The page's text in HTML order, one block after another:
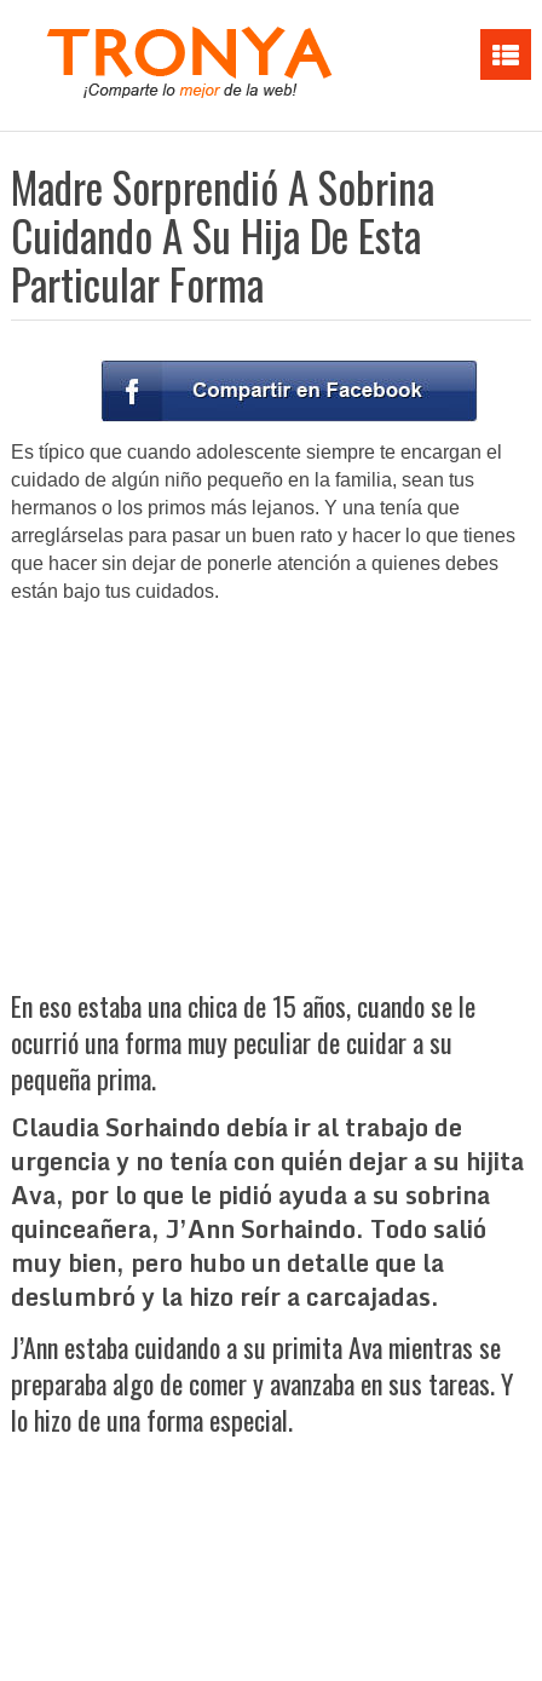
Madre Sorprendió A Sobrina
Cuidando A Su Hija De Esta
Particular Forma
Es típico que cuando adolescente siempre te encargan el
cuidado de algún niño pequeño en la familia, sean tus
hermanos o los primos más lejanos. Y una tenía que
arreglárselas para pasar un buen rato y hacer lo que tienes
que hacer sin dejar de ponerle atención a quienes debes
están bajo tus cuidados.
En eso estaba una chica de 15 años, cuando se le
ocurrió una forma muy peculiar de cuidar a su
pequeña prima.
Claudia Sorhaindo debía ir al trabajo de
urgencia y no tenía con quién dejar a su hijita
Ava, por lo que le pidió ayuda a su sobrina
quinceañera, J’Ann Sorhaindo. Todo salió
muy bien, pero hubo un detalle que la
deslumbró y la hizo reír a carcajadas.
J’Ann estaba cuidando a su primita Ava mientras se
preparaba algo de comer y avanzaba en sus tareas. Y
lo hizo de una forma especial.